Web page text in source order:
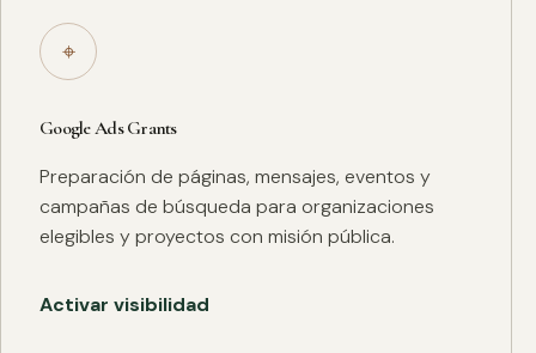
⌖
Google Ads Grants
Preparación de páginas, mensajes, eventos y
campañas de búsqueda para organizaciones
elegibles y proyectos con misión pública.
Activar visibilidad